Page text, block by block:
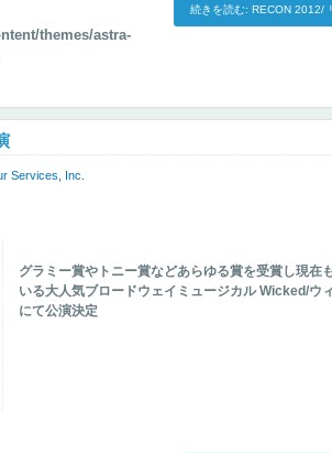
続きを読む: RECON 2012/
themes/astra-
Services, Inc.
グラミー賞やトニー賞などあらゆる賞を受賞し現在
いる大人気ブロードウェイミュージカル Wicked/ウ
にて公演決定